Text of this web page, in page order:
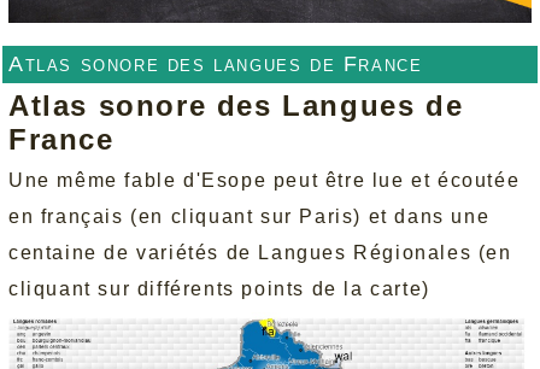
Atlas sonore des langues de France
Atlas sonore des Langues de
France
Une même fable d'Esope peut être lue et écoutée
en français (en cliquant sur Paris) et dans une
centaine de variétés de Langues Régionales (en
cliquant sur différents points de la carte)